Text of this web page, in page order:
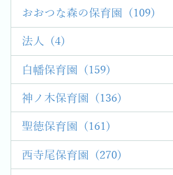
おおつな森の保育園 (109)
法人 (4)
白幡保育園 (159)
神ノ木保育園 (136)
聖徳保育園 (161)
西寺尾保育園 (270)